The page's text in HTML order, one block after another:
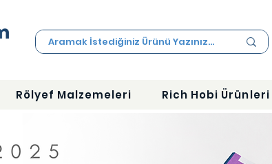
Rölyef Malzemeleri Rich Hobi Ürünleri